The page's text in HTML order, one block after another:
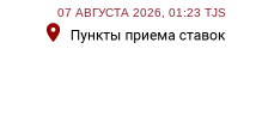
07 АВГУСТА 2026, 01:23 TJS